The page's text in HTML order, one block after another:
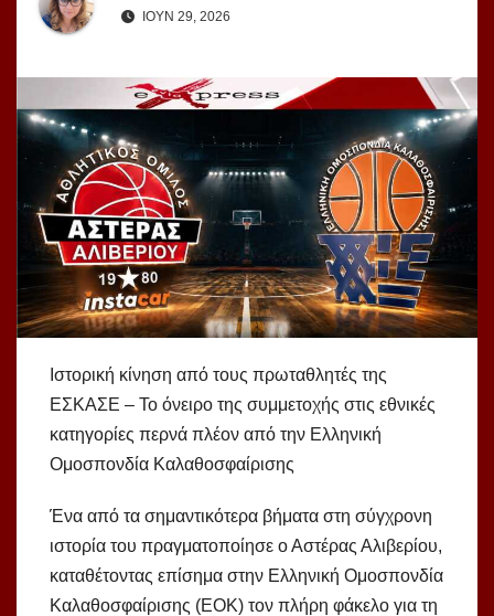
ΙΟΎΝ 29, 2026
Ιστορική κίνηση από τους πρωταθλητές της
ΕΣΚΑΣΕ – Το όνειρο της συμμετοχής στις εθνικές
κατηγορίες περνά πλέον από την Ελληνική
Ομοσπονδία Καλαθοσφαίρισης
Ένα από τα σημαντικότερα βήματα στη σύγχρονη
ιστορία του πραγματοποίησε ο Αστέρας Αλιβερίου,
καταθέτοντας επίσημα στην Ελληνική Ομοσπονδία
Καλαθοσφαίρισης (ΕΟΚ) τον πλήρη φάκελο για τη